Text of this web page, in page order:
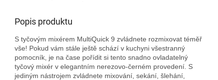
Popis produktu
S tyčovým mixérem MultiQuick 9 zvládnete rozmixovat téměř
vše! Pokud vám stále ještě schází v kuchyni všestranný
pomocník, je na čase pořídit si tento snadno ovladatelný
tyčový mixér v elegantním nerezovo-černém provedení. S
jediným nástrojem zvládnete mixování, sekání, šlehání,